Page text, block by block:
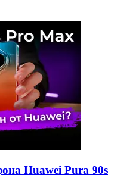
Huawei Pura 90s